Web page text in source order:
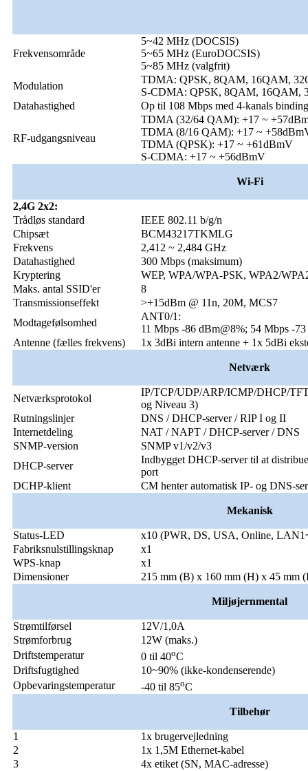
Frekvensområde
5~42 MHz (DOCSIS)
5~65 MHz (EuroDOCSIS)
5~85 MHz (valgfrit)
Modulation
TDMA: QPSK, 8QAM, 16QAM,
S-CDMA: QPSK, 8QAM, 16QAM,
Datahastighed
Op til 108 Mbps med 4-kanals binding
RF-udgangsniveau
TDMA (32/64 QAM): +17 ~
TDMA (8/16 QAM): +17 ~
TDMA (QPSK): +17 ~ +61dBmV
S-CDMA: +17 ~ +56dBmV
Wi-Fi
2,4G 2x2:
Trådløs standard
IEEE 802.11 b/g/n
Chipsæt
BCM43217TKMLG
Frekvens
2,412 ~ 2,484 GHz
Datahastighed
300 Mbps (maksimum)
Kryptering
WEP, WPA/WPA-PSK, WPA2/
Maks. antal SSID'er
8
Transmissionseffekt
>+15dBm @ 11n, 20M, MCS7
Modtagefølsomhed
ANT0/1:
11 Mbps -86 dBm@8%; 54 Mbps -
Antenne (fælles frekvens)
1x 3dBi intern antenne + 1x 5dBi
Netværk
Netværksprotokol
IP/TCP/UDP/ARP/ICMP/DHCP/
og Niveau 3)
Rutningslinjer
DNS / DHCP-server / RIP I og II
Internetdeling
NAT / NAPT / DHCP-server / DNS
SNMP-version
SNMP v1/v2/v3
DHCP-server
Indbygget DHCP-server til at
port
DCHP-klient
CM henter automatisk IP- og DNS-
Mekanisk
Status-LED
x10 (PWR, DS, USA, Online,
Fabriksnulstillingsknap
x1
WPS-knap
x1
Dimensioner
215 mm (B) x 160 mm (H) x 45 mm
Miljøjernmental
Strømtilførsel
12V/1,0A
Strømforbrug
12W (maks.)
Driftstemperatur
0 til 40oC
Driftsfugtighed
10~90% (ikke-kondenserende)
Opbevaringstemperatur
-40 til 85oC
Tilbehør
1
1x brugervejledning
2
1x 1,5M Ethernet-kabel
3
4x etiket (SN, MAC-adresse)